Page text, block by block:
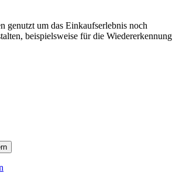
genutzt um das Einkaufserlebnis noch
beispielsweise für die Wiedererkennung